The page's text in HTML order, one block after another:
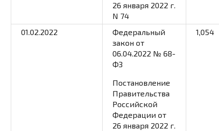
26 января 2022 г.
N 74
01.02.2022
Федеральный
закон от
06.04.2022 № 68-
ФЗ
Постановление
Правительства
Российской
Федерации от
26 января 2022 г.
1,054